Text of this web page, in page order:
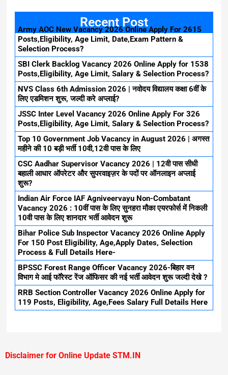
Recent Post
Army AOC New Vacancy 2026 Online Apply For 2615
Posts,Eligibility, Age Limit, Date,Exam Pattern &
Selection Process?
SBI Clerk Backlog Vacancy 2026 Online Apply for 1538
Posts,Eligibility, Age Limit, Salary & Selection Process?
NVS Class 6th Admission 2026 | नवोदय विद्यालय कक्षा 6वीं के
लिए एडमिशन शुरू, जल्दी करे अप्लाई?
JSSC Inter Level Vacancy 2026 Online Apply For 326
Posts,Eligibility, Age Limit, Salary & Selection Process?
Top 10 Government Job Vacancy in August 2026 | अगस्त
महीने की 10 बड़ी भर्ती 10वी,12वी पास के लिए
CSC Aadhar Supervisor Vacancy 2026 | 12वी पास सीधी
बहाली आधार ऑपरेटर और सुपरवाइज़र के पदों पर ऑनलाइन अप्लाई
शुरू?
Indian Air Force IAF Agniveervayu Non-Combatant
Vacancy 2026 : 10वीं पास के लिए सुनहरा मौका एयरफोर्स में निकली
10वी पास के लिए शानदार भर्ती आवेदन शुरू
Bihar Police Sub Inspector Vacancy 2026 Online Apply
For 150 Post Eligibility, Age,Apply Dates, Selection
Process & Full Details Here-
BPSSC Forest Range Officer Vacancy 2026-बिहार वन
विभाग मे आई फॉरेस्ट रेंज ऑफिसर की नई भर्ती आवेदन शुरू जल्दी देखे ?
RRB Section Controller Vacancy 2026 Online Apply for
119 Posts, Eligibility, Age,Fees Salary Full Details Here
Disclaimer for Online Update STM.IN